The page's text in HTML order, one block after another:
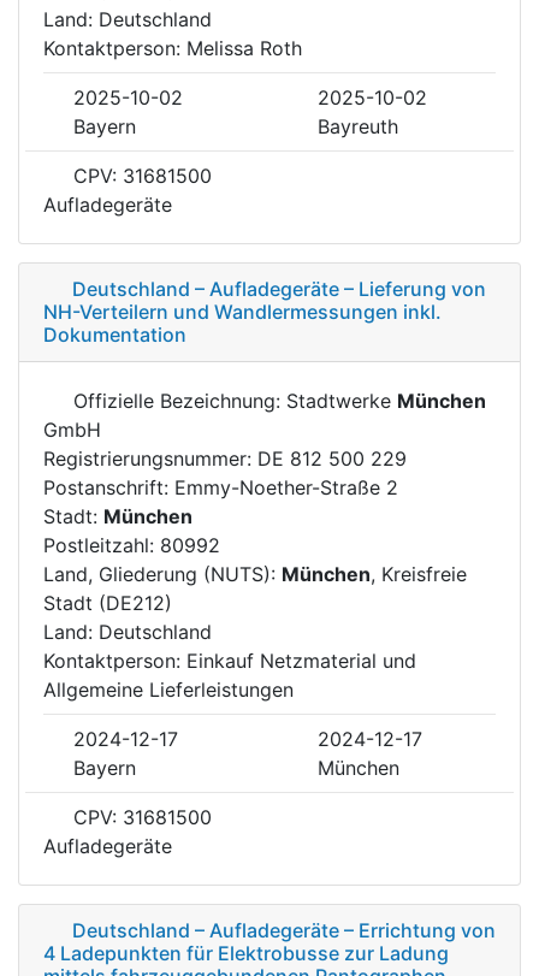
Land: Deutschland
Kontaktperson: Melissa Roth
2025-10-02
2025-10-02
Bayern
Bayreuth
CPV: 31681500
Aufladegeräte
Deutschland – Aufladegeräte – Lieferung von
NH-Verteilern und Wandlermessungen inkl.
Dokumentation
Offizielle Bezeichnung: Stadtwerke München
GmbH
Registrierungsnummer: DE 812 500 229
Postanschrift: Emmy-Noether-Straße 2
Stadt: München
Postleitzahl: 80992
Land, Gliederung (NUTS): München, Kreisfreie
Stadt (DE212)
Land: Deutschland
Kontaktperson: Einkauf Netzmaterial und
Allgemeine Lieferleistungen
2024-12-17
2024-12-17
Bayern
München
CPV: 31681500
Aufladegeräte
Deutschland – Aufladegeräte – Errichtung von
4 Ladepunkten für Elektrobusse zur Ladung